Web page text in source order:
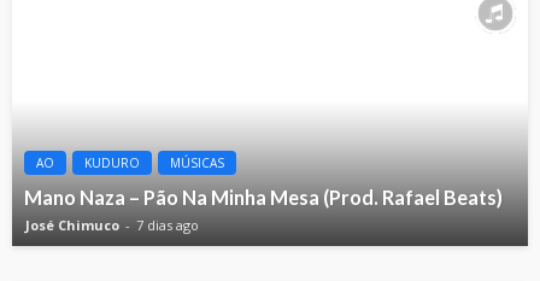
AO KUDURO MÚSICAS
Mano Naza – Pão Na Minha Mesa (Prod. Rafael Beats)
José Chimuco 7 dias ago